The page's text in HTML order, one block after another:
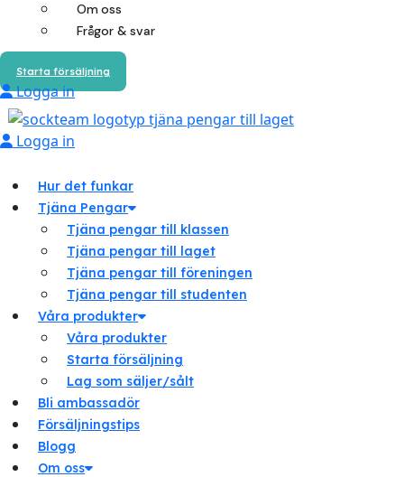
Om oss
Frågor & svar
Starta försäljning
Logga in
Logga in
Hur det funkar
Tjäna Pengar
Tjäna pengar till klassen
Tjäna pengar till laget
Tjäna pengar till föreningen
Tjäna pengar till studenten
Våra produkter
Våra produkter
Starta försäljning
Lag som säljer/sålt
Bli ambassadör
Försäljningstips
Blogg
Om oss